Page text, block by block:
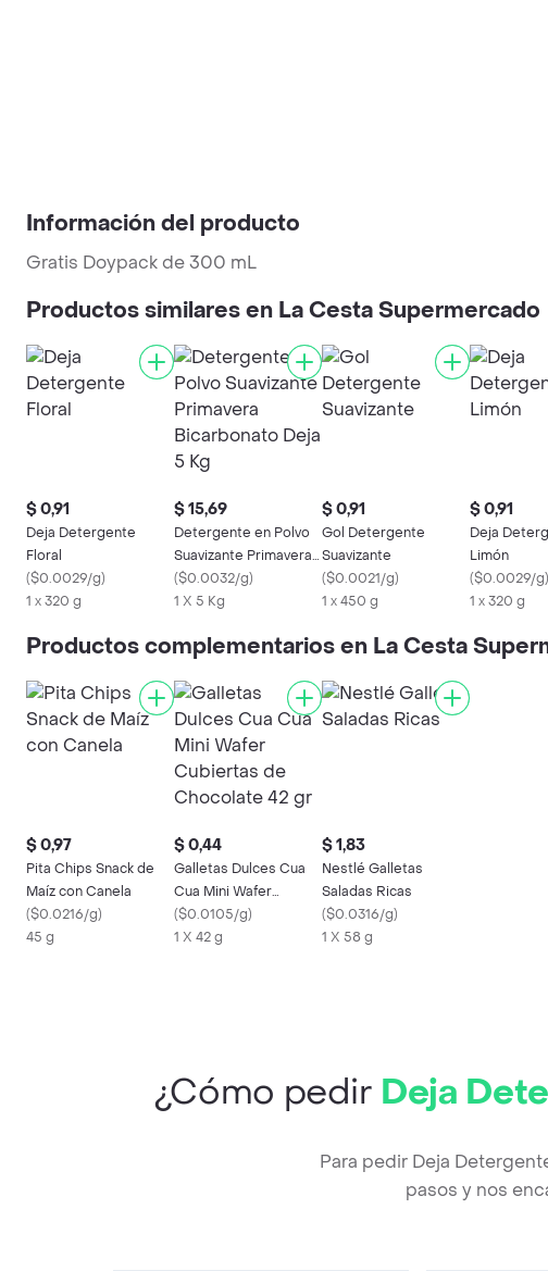
Información del producto
Gratis Doypack de 300 mL
Productos similares en La Cesta Supermercado
$ 0,91
Deja Detergente
Floral
($0.0029/g)
1 x 320 g
$ 15,69
Detergente en Polvo
Suavizante Primavera
Bicarbonato Deja 5 Kg
($0.0032/g)
1 X 5 Kg
$ 0,91
Gol Detergente
Suavizante
($0.0021/g)
1 x 450 g
$ 0,91
Deja
Limón
($0.0029/g)
1 x 320 g
Productos complementarios en La Cesta
$ 0,97
Pita Chips Snack de
Maíz con Canela
($0.0216/g)
45 g
$ 0,44
Galletas Dulces Cua
Cua Mini Wafer
Cubiertas de
Chocolate 42 gr
($0.0105/g)
1 X 42 g
$ 1,83
Nestlé Galletas
Saladas Ricas
($0.0316/g)
1 X 58 g
¿Cómo pedir Deja
Para pedir Deja
pasos y nos